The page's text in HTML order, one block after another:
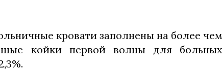
кровати заполнены на более чем
койки первой волны для больных